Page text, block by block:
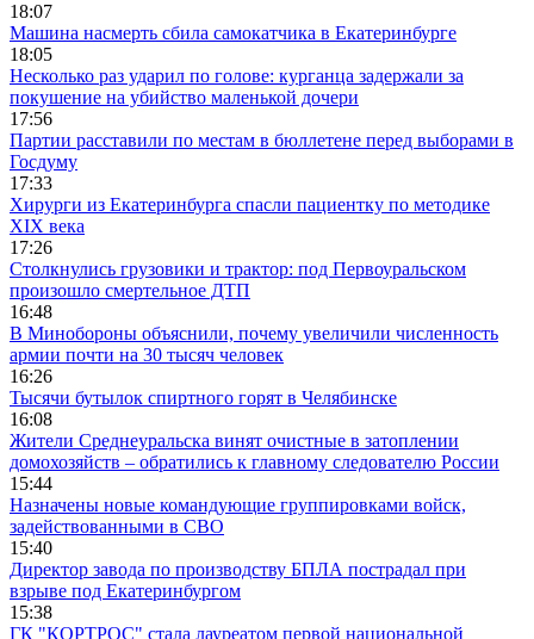
18:07
Машина насмерть сбила самокатчика в Екатеринбурге
18:05
Несколько раз ударил по голове: курганца задержали за
покушение на убийство маленькой дочери
17:56
Партии расставили по местам в бюллетене перед выборами в
Госдуму
17:33
Хирурги из Екатеринбурга спасли пациентку по методике
XIX века
17:26
Столкнулись грузовики и трактор: под Первоуральском
произошло смертельное ДТП
16:48
В Минобороны объяснили, почему увеличили численность
армии почти на 30 тысяч человек
16:26
Тысячи бутылок спиртного горят в Челябинске
16:08
Жители Среднеуральска винят очистные в затоплении
домохозяйств – обратились к главному следователю России
15:44
Назначены новые командующие группировками войск,
задействованными в СВО
15:40
Директор завода по производству БПЛА пострадал при
взрыве под Екатеринбургом
15:38
ГК "КОРТРОС" стала лауреатом первой национальной